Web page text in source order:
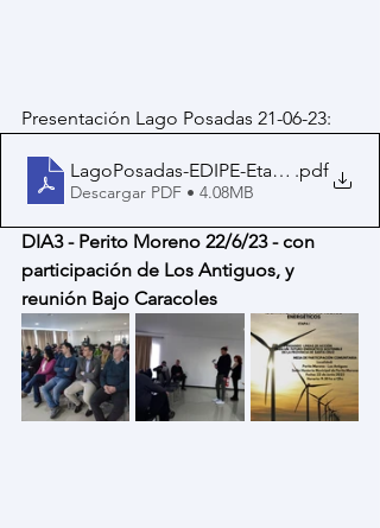
Presentación Lago Posadas 21-06-23:
LagoPosadas-EDIPE-EtapaI-SC-v21-
.pdf
Descargar PDF • 4.08MB
DIA3 - Perito Moreno 22/6/23 - con
participación de Los Antiguos, y
reunión Bajo Caracoles